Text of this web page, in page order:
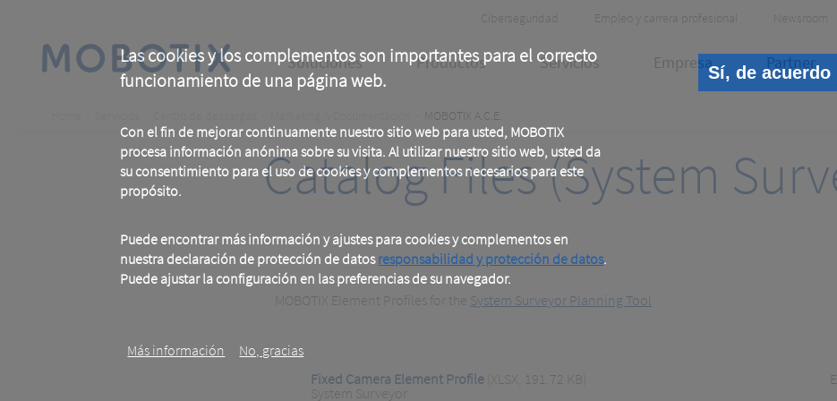
Las cookies y los complementos son importantes para el correcto
funcionamiento de una página web.
Con el fin de mejorar continuamente nuestro sitio web para usted, MOBOTIX
procesa información anónima sobre su visita. Al utilizar nuestro sitio web, usted da
su consentimiento para el uso de cookies y complementos necesarios para este
propósito.
Puede encontrar más información y ajustes para cookies y complementos en
nuestra declaración de protección de datosresponsabilidad y protección de datos.
Puede ajustar la configuración en las preferencias de su navegador.
Más información No, gracias
Sí, de acuerdo
content
Header
Meta
Ciberseguridad Empleo y carrera profesional Newsroom
Main
navigation
Soluciones Productos Servicios Empresa Partner
Breadcrumb MOBOTIX A.C.E.
Catalog Files (System
MOBOTIX Element Profiles for the System Surveyor Planning Tool
Fixed Camera Element Profile
(XLSX, 191.72 KB)
System Surveyor